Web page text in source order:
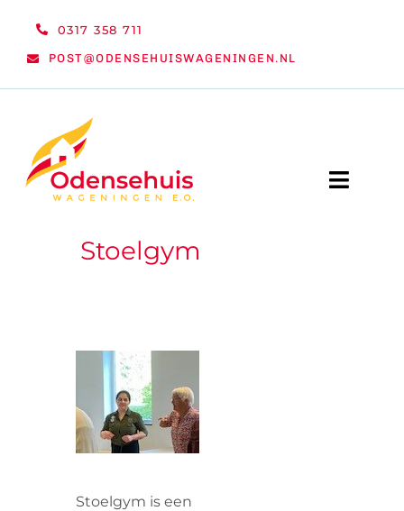
0317 358 711
POST@ODENSEHUISWAGENINGEN.NL
Toggle
WELKOM
ORGANISATIE
VRIJWILLIGERS & STAGIAIRES
CONTACT
Stoelgym
Stoelgym is een